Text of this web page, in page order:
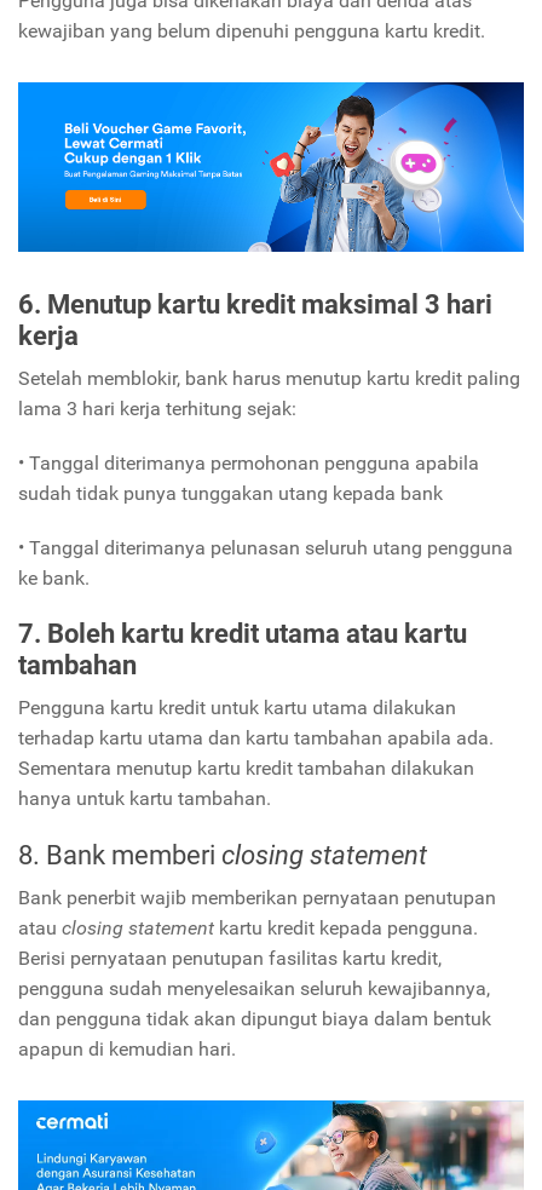
kewajiban yang belum dipenuhi pengguna kartu kredit.
6. Menutup kartu kredit maksimal 3 hari
kerja
Setelah memblokir, bank harus menutup kartu kredit paling
lama 3 hari kerja terhitung sejak:
• Tanggal diterimanya permohonan pengguna apabila
sudah tidak punya tunggakan utang kepada bank
• Tanggal diterimanya pelunasan seluruh utang pengguna
ke bank.
7. Boleh kartu kredit utama atau kartu
tambahan
Pengguna kartu kredit untuk kartu utama dilakukan
terhadap kartu utama dan kartu tambahan apabila ada.
Sementara menutup kartu kredit tambahan dilakukan
hanya untuk kartu tambahan.
8. Bank memberi closing statement
Bank penerbit wajib memberikan pernyataan penutupan
atau closing statement kartu kredit kepada pengguna.
Berisi pernyataan penutupan fasilitas kartu kredit,
pengguna sudah menyelesaikan seluruh kewajibannya,
dan pengguna tidak akan dipungut biaya dalam bentuk
apapun di kemudian hari.